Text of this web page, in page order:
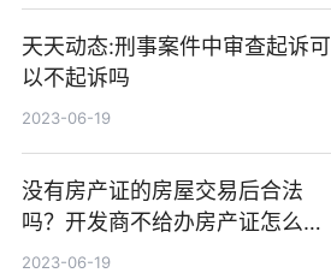
天天动态:刑事案件中审查起诉可
以不起诉吗
2023-06-19
没有房产证的房屋交易后合法
吗？开发商不给办房产证怎么
办？ 今日快讯
2023-06-19